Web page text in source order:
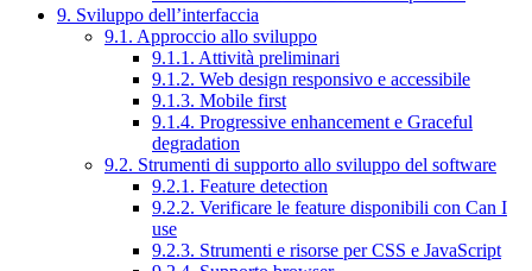
9. Sviluppo dell’interfaccia
9.1. Approccio allo sviluppo
9.1.1. Attività preliminari
9.1.2. Web design responsivo e accessibile
9.1.3. Mobile first
9.1.4. Progressive enhancement e Graceful
degradation
9.2. Strumenti di supporto allo sviluppo del software
9.2.1. Feature detection
9.2.2. Verificare le feature disponibili con Can I
use
9.2.3. Strumenti e risorse per CSS e JavaScript